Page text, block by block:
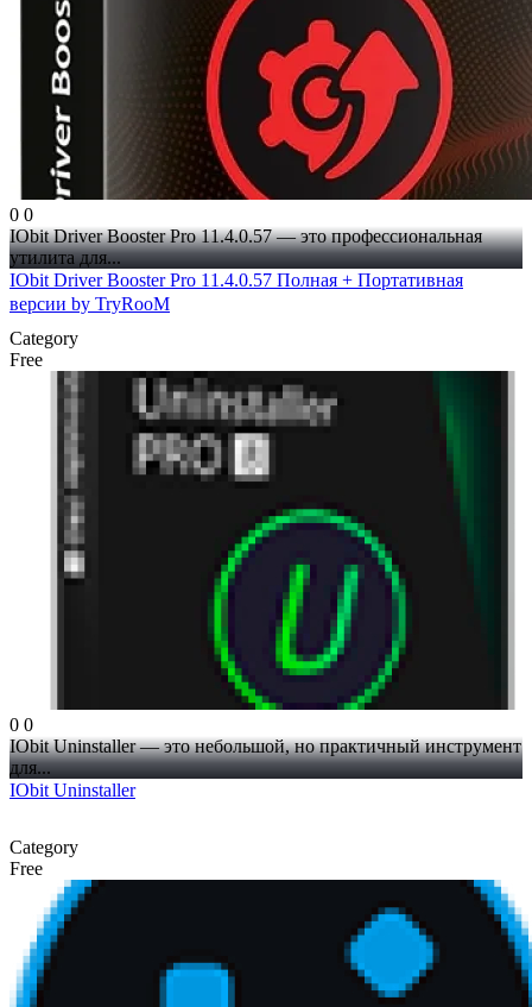
0 0
IObit Driver Booster Pro 11.4.0.57 — это профессиональная
утилита для...
IObit Driver Booster Pro 11.4.0.57 Полная + Портативная
версии by TryRooM
Category
Free
0 0
IObit Uninstaller — это небольшой, но практичный инструмент
для...
IObit Uninstaller
Category
Free